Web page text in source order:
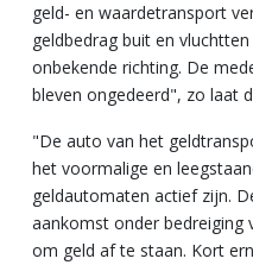
geld- en waardetransport
geldbedrag buit en
onbekende richting. De
bleven ongedeerd", zo laat
"De auto van het
het voormalige en
geldautomaten actief zijn.
aankomst onder bedreiging
om geld af te staan. Kort